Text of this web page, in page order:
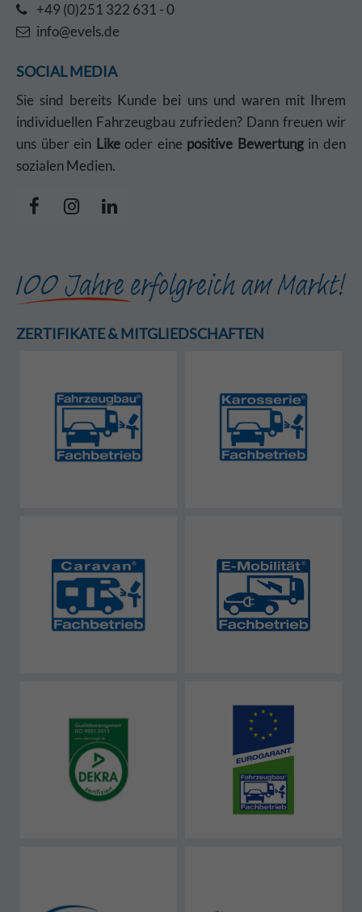
+49 (0)251 322 631 - 0
info@evels.de
SOCIAL MEDIA
Sie sind bereits Kunde bei uns und waren mit Ihrem
individuellen Fahrzeugbau zufrieden? Dann freuen wir
uns über ein Likeoder eine positive Bewertungin den
sozialen Medien.
ZERTIFIKATE & MITGLIEDSCHAFTEN